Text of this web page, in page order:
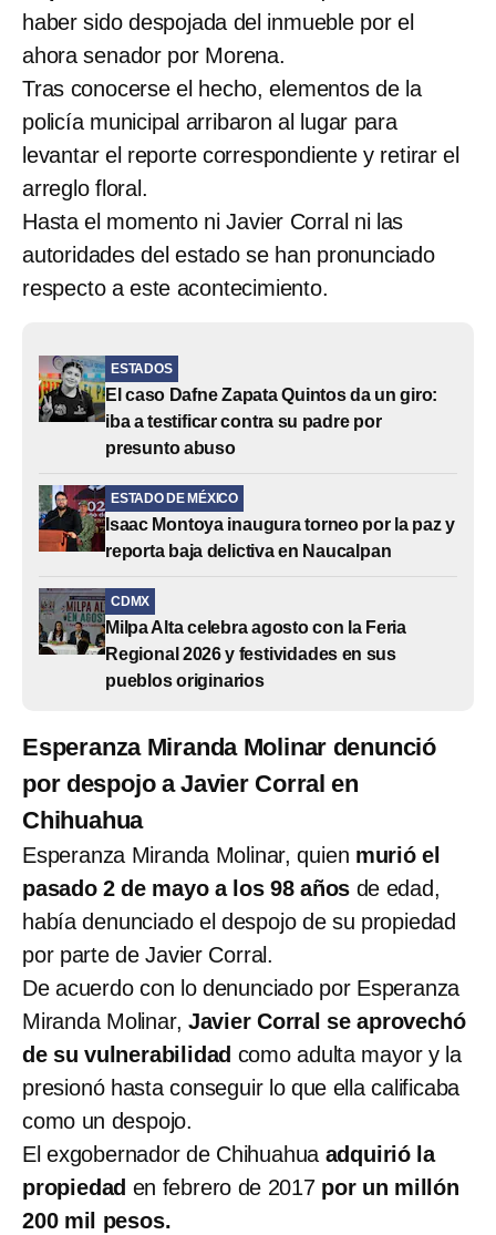
haber sido despojada del inmueble por el
ahora senador por Morena.
Tras conocerse el hecho, elementos de la
policía municipal arribaron al lugar para
levantar el reporte correspondiente y retirar el
arreglo floral.
Hasta el momento ni Javier Corral ni las
autoridades del estado se han pronunciado
respecto a este acontecimiento.
ESTADOS
El caso Dafne Zapata Quintos da un giro:
iba a testificar contra su padre por
presunto abuso
ESTADO DE MÉXICO
Isaac Montoya inaugura torneo por la paz y
reporta baja delictiva en Naucalpan
CDMX
Milpa Alta celebra agosto con la Feria
Regional 2026 y festividades en sus
pueblos originarios
Esperanza Miranda Molinar denunció
por despojo a Javier Corral en
Chihuahua
Esperanza Miranda Molinar, quien murió el
pasado 2 de mayo a los 98 años de edad,
había denunciado el despojo de su propiedad
por parte de Javier Corral.
De acuerdo con lo denunciado por Esperanza
Miranda Molinar, Javier Corral se aprovechó
de su vulnerabilidad como adulta mayor y la
presionó hasta conseguir lo que ella calificaba
como un despojo.
El exgobernador de Chihuahua adquirió la
propiedad en febrero de 2017 por un millón
200 mil pesos.